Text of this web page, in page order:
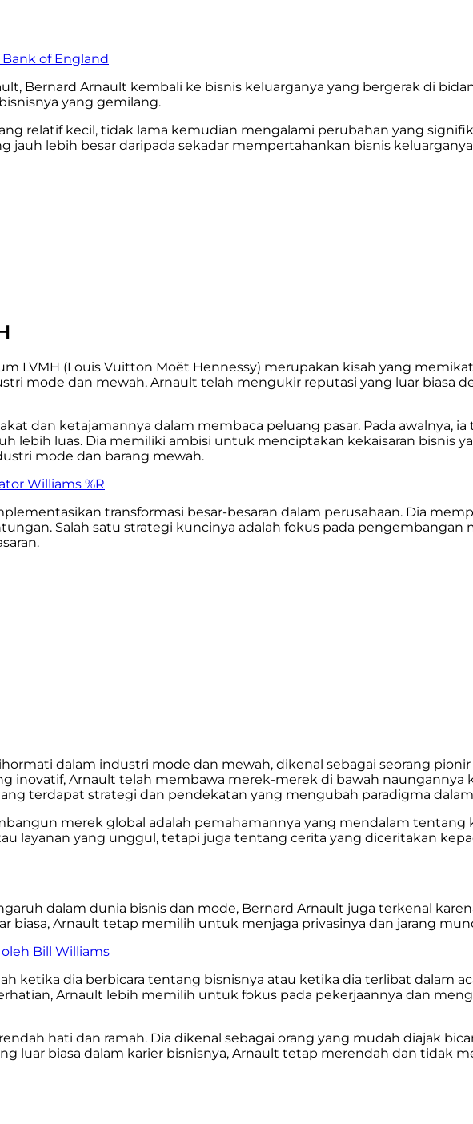
of England
Bernard Arnault kembali ke bisnis keluarganya yang bergerak di
yang gemilang.
relatif kecil, tidak lama kemudian mengalami perubahan yang
lebih besar daripada sekadar mempertahankan bisnis
LVMH (Louis Vuitton Moët Hennessy) merupakan kisah yang
mode dan mewah, Arnault telah mengukir reputasi yang luar biasa
dan ketajamannya dalam membaca peluang pasar. Pada awalnya,
lebih luas. Dia memiliki ambisi untuk menciptakan kekaisaran bisnis
mode dan barang mewah.
Williams %R
transformasi besar-besaran dalam perusahaan. Dia
Salah satu strategi kuncinya adalah fokus pada pengembangan
dalam industri mode dan mewah, dikenal sebagai seorang
inovatif, Arnault telah membawa merek-merek di bawah
terdapat strategi dan pendekatan yang mengubah paradigma
merek global adalah pemahamannya yang mendalam tentang
layanan yang unggul, tetapi juga tentang cerita yang diceritakan
dalam dunia bisnis dan mode, Bernard Arnault juga terkenal
biasa, Arnault tetap memilih untuk menjaga privasinya dan jarang
Bill Williams
ketika dia berbicara tentang bisnisnya atau ketika dia terlibat dalam
Arnault lebih memilih untuk fokus pada pekerjaannya dan
hati dan ramah. Dia dikenal sebagai orang yang mudah diajak
luar biasa dalam karier bisnisnya, Arnault tetap merendah dan tidak